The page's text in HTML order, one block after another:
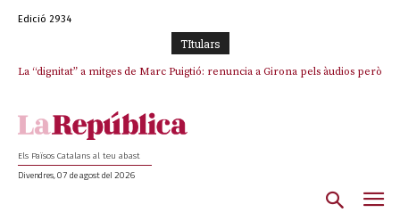
Edició 2934
TItulars
La “dignitat” a mitges de Marc Puigtió: renuncia a Girona pels àudios però
Els Països Catalans al teu abast
Divendres, 07 de agost del 2026